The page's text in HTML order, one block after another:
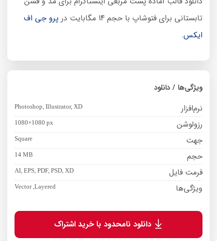
تابستانی برای فتوشاپ با حجم 14 مگابایت در
پرو جی اف
ایکس.
ویژگی‌ها / دانلود
نرم‌افزار Photoshop, Illustrator, XD
رزولوشن 1080×1080 px
جهت Square
حجم 14 MB
فرمت فایل AI, EPS, PDF, PSD, XD
ویژگی‌ها Vector ,Layered
دانلود نامحدود با خرید اشتراک